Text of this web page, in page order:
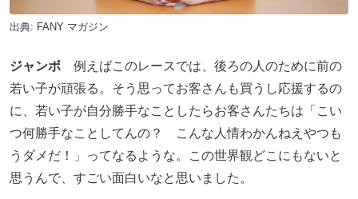
出典: FANY マガジン
ジャンボ 例えばこのレースでは、後ろの人のために前の
若い子が頑張る。そう思ってお客さんも買うし応援するの
に、若い子が自分勝手なことしたらお客さんたちは「こい
つ何勝手なことしてんの？ こんな人情わかんねえやつも
うダメだ！」ってなるような。この世界観どこにもないと
思うんで、すごい面白いなと思いました。